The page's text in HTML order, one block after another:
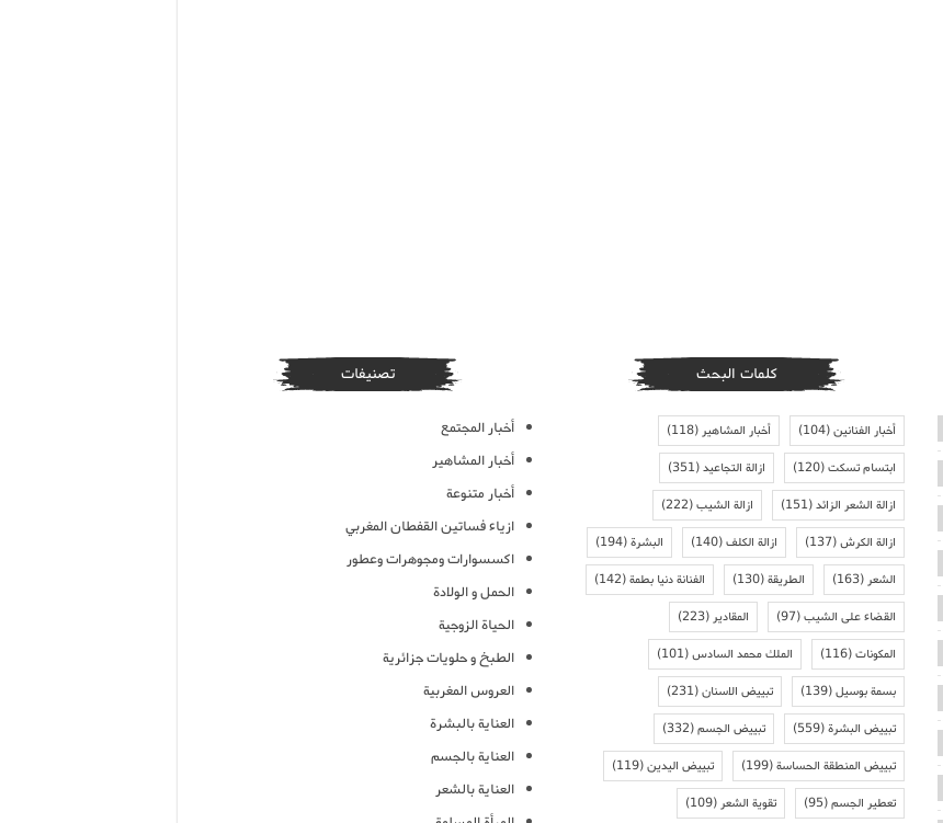
كلمات البحث
أخبار الفنانين(104) أخبار المشاهير(118)
ابتسام تسكت(120) ازالة التجاعيد(351)
ازالة الشعر الزائد(151) ازالة الشيب(222)
ازالة الكرش(137) ازالة الكلف(140) البشرة(194)
الشعر(163) الطريقة(130) الفنانة دنيا بطمة(142)
القضاء على الشيب(97) المقادير(223)
المكونات(116) الملك محمد السادس(101)
بسمة بوسيل(139) تبييض الاسنان(231)
تبييض البشرة(559) تبييض الجسم(332)
تبييض المنطقة الحساسة(199) تبييض اليدين(119)
تعطير الجسم(95) تقوية الشعر(109)
تصنيفات
أخبار المجتمع
أخبار المشاهير
أخبار متنوعة
ازياء فساتين القفطان المغربي
اكسسوارات ومجوهرات وعطور
الحمل و الولادة
الحياة الزوجية
الطبخ و حلويات جزائرية
العروس المغربية
العناية بالبشرة
العناية بالجسم
العناية بالشعر